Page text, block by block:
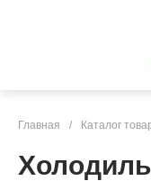
Главная / Каталог